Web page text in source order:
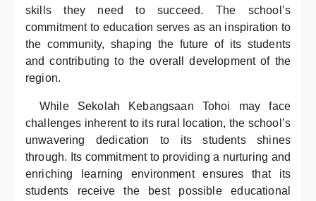
skills they need to succeed. The school’s
commitment to education serves as an inspiration to
the community, shaping the future of its students
and contributing to the overall development of the
region.
While Sekolah Kebangsaan Tohoi may face
challenges inherent to its rural location, the school’s
unwavering dedication to its students shines
through. Its commitment to providing a nurturing and
enriching learning environment ensures that its
students receive the best possible educational